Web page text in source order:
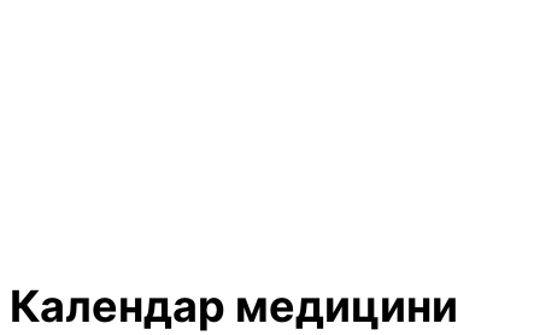
Календар медицини